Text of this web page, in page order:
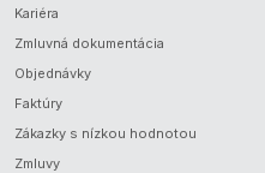
Kariéra
Zmluvná dokumentácia
Objednávky
Faktúry
Zákazky s nízkou hodnotou
Zmluvy